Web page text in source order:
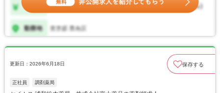
更新日：2026年6月18日 保存する
正社員 調剤薬局